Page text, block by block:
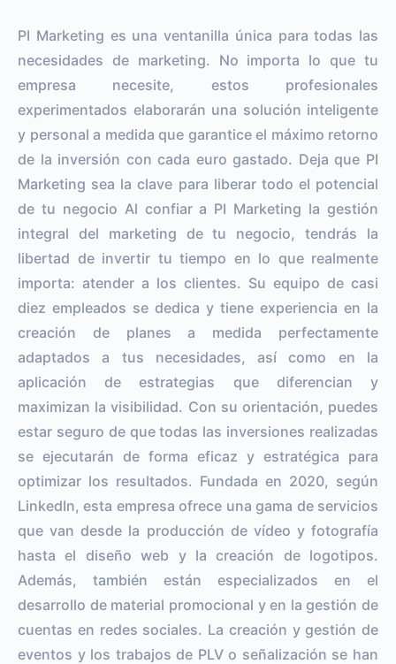
PI Marketing es una ventanilla única para todas las
necesidades de marketing. No importa lo que tu
empresa necesite, estos profesionales
experimentados elaborarán una solución inteligente
y personal a medida que garantice el máximo retorno
de la inversión con cada euro gastado. Deja que PI
Marketing sea la clave para liberar todo el potencial
de tu negocio Al confiar a PI Marketing la gestión
integral del marketing de tu negocio, tendrás la
libertad de invertir tu tiempo en lo que realmente
importa: atender a los clientes. Su equipo de casi
diez empleados se dedica y tiene experiencia en la
creación de planes a medida perfectamente
adaptados a tus necesidades, así como en la
aplicación de estrategias que diferencian y
maximizan la visibilidad. Con su orientación, puedes
estar seguro de que todas las inversiones realizadas
se ejecutarán de forma eficaz y estratégica para
optimizar los resultados. Fundada en 2020, según
LinkedIn, esta empresa ofrece una gama de servicios
que van desde la producción de vídeo y fotografía
hasta el diseño web y la creación de logotipos.
Además, también están especializados en el
desarrollo de material promocional y en la gestión de
cuentas en redes sociales. La creación y gestión de
eventos y los trabajos de PLV o señalización se han